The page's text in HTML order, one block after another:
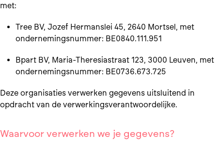
met:
Tree BV, Jozef Hermanslei 45, 2640 Mortsel, met
ondernemingsnummer: BE0840.111.951
Bpart BV, Maria-Theresiastraat 123, 3000 Leuven, met
ondernemingsnummer: BE0736.673.725
Deze organisaties verwerken gegevens uitsluitend in
opdracht van de verwerkingsverantwoordelijke.
Waarvoor verwerken we je gegevens?